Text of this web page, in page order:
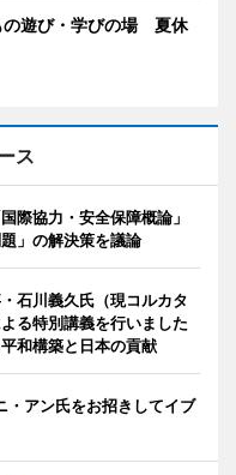
の遊び・学びの場 夏休
ス
際協力・安全保障概論」
」の解決策を議論
石川義久氏（現コルカタ
る特別講義を行いました
和構築と日本の貢献
・アン氏をお招きしてイブ